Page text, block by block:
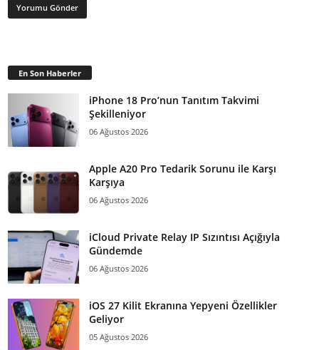
En Son Haberler
iPhone 18 Pro’nun Tanıtım Takvimi
Şekilleniyor
06 Ağustos 2026
Apple A20 Pro Tedarik Sorunu ile Karşı
Karşıya
06 Ağustos 2026
iCloud Private Relay IP Sızıntısı Açığıyla
Gündemde
06 Ağustos 2026
iOS 27 Kilit Ekranına Yepyeni Özellikler
Geliyor
05 Ağustos 2026